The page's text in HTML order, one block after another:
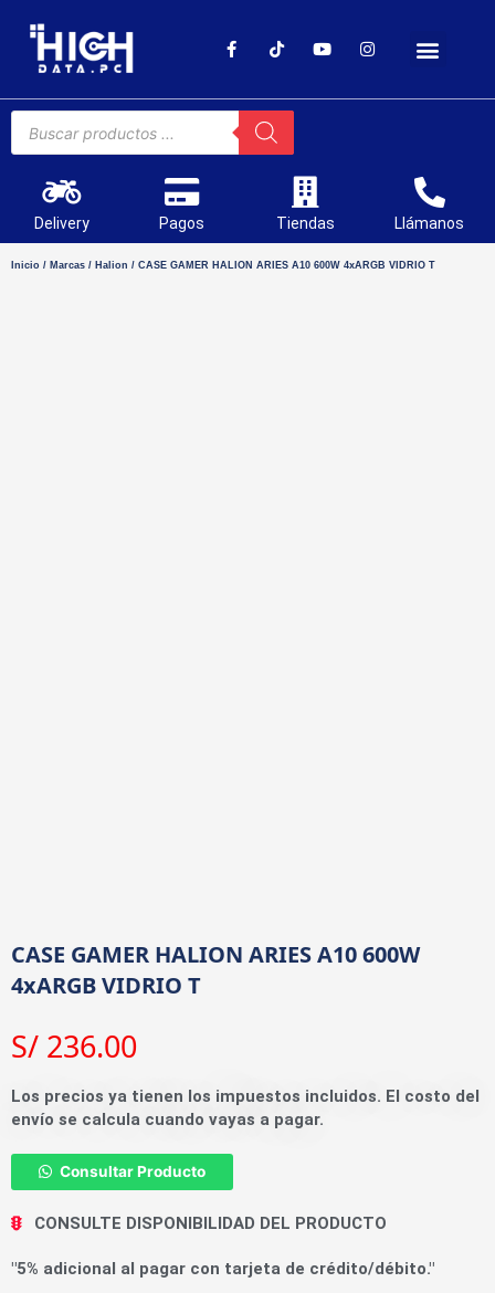
Delivery Pagos Tiendas Llámanos
Inicio / Marcas / Halion / CASE GAMER HALION ARIES A10 600W 4xARGB VIDRIO T
CASE GAMER HALION ARIES A10 600W
4xARGB VIDRIO T
S/ 236.00
Los precios ya tienen los impuestos incluidos. El costo del
envío se calcula cuando vayas a pagar.
Consultar Producto
CONSULTE DISPONIBILIDAD DEL PRODUCTO
"5% adicional al pagar con tarjeta de crédito/débito."